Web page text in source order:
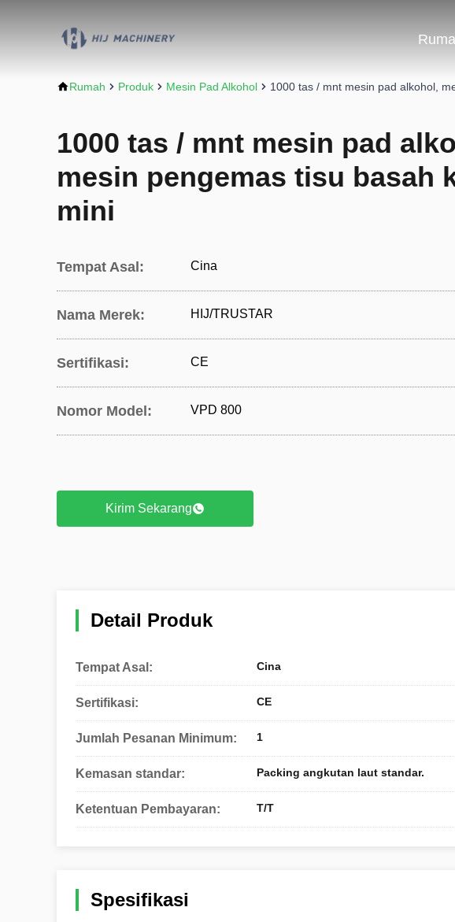
Rumah Produk Mesin Pad Alkohol 1000 tas / mnt mesin pad alkohol,
1000 tas / mnt mesin pad
mesin pengemas tisu basah
mini
Tempat Asal: Cina
Nama Merek: HIJ/TRUSTAR
Sertifikasi: CE
Nomor Model: VPD 800
Kirim Sekarang
Detail Produk
Tempat Asal: Cina
Sertifikasi: CE
Jumlah Pesanan Minimum: 1
Kemasan standar: Packing angkutan laut standar.
Ketentuan Pembayaran: T/T
Spesifikasi